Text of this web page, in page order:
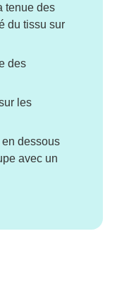
tenue des
du tissu sur
des
les
dessous
avec un